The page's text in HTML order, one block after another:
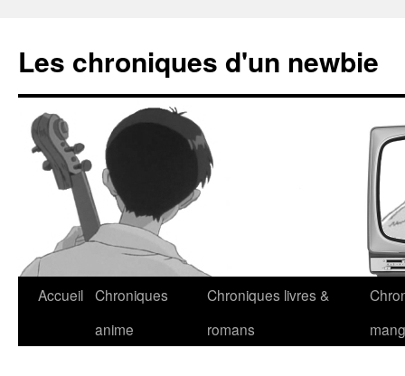
Les chroniques d'un newbie
Accueil Chroniques
anime
Chroniques livres &
romans